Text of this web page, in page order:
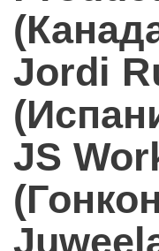
Jordi
JS